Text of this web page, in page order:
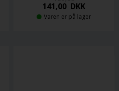
141,00 DKK
Varen er på lager